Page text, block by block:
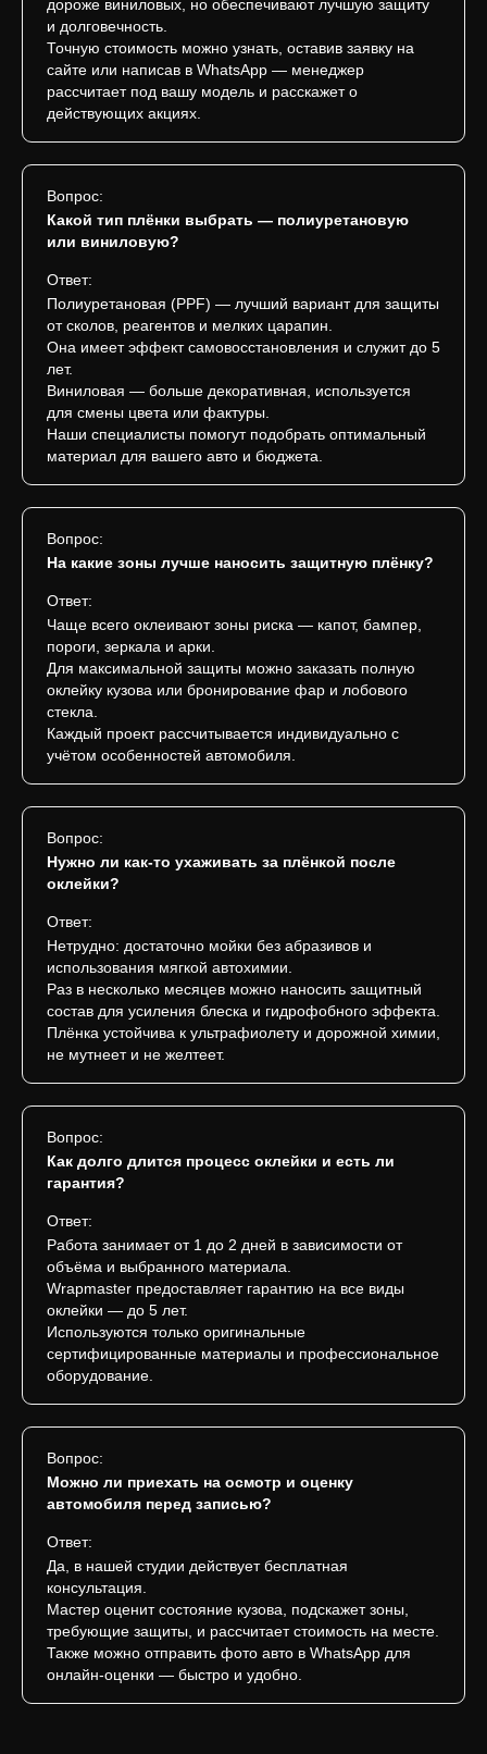
дороже виниловых, но обеспечивают лучшую защиту
и долговечность.
Точную стоимость можно узнать, оставив заявку на
сайте или написав в WhatsApp — менеджер
рассчитает под вашу модель и расскажет о
действующих акциях.
Вопрос:
Какой тип плёнки выбрать — полиуретановую
или виниловую?
Ответ:
Полиуретановая (PPF) — лучший вариант для защиты
от сколов, реагентов и мелких царапин.
Она имеет эффект самовосстановления и служит до 5
лет.
Виниловая — больше декоративная, используется
для смены цвета или фактуры.
Наши специалисты помогут подобрать оптимальный
материал для вашего авто и бюджета.
Вопрос:
На какие зоны лучше наносить защитную плёнку?
Ответ:
Чаще всего оклеивают зоны риска — капот, бампер,
пороги, зеркала и арки.
Для максимальной защиты можно заказать полную
оклейку кузова или бронирование фар и лобового
стекла.
Каждый проект рассчитывается индивидуально с
учётом особенностей автомобиля.
Вопрос:
Нужно ли как-то ухаживать за плёнкой после
оклейки?
Ответ:
Нетрудно: достаточно мойки без абразивов и
использования мягкой автохимии.
Раз в несколько месяцев можно наносить защитный
состав для усиления блеска и гидрофобного эффекта.
Плёнка устойчива к ультрафиолету и дорожной химии,
не мутнеет и не желтеет.
Вопрос:
Как долго длится процесс оклейки и есть ли
гарантия?
Ответ:
Работа занимает от 1 до 2 дней в зависимости от
объёма и выбранного материала.
Wrapmaster предоставляет гарантию на все виды
оклейки — до 5 лет.
Используются только оригинальные
сертифицированные материалы и профессиональное
оборудование.
Вопрос:
Можно ли приехать на осмотр и оценку
автомобиля перед записью?
Ответ:
Да, в нашей студии действует бесплатная
консультация.
Мастер оценит состояние кузова, подскажет зоны,
требующие защиты, и рассчитает стоимость на месте.
Также можно отправить фото авто в WhatsApp для
онлайн-оценки — быстро и удобно.